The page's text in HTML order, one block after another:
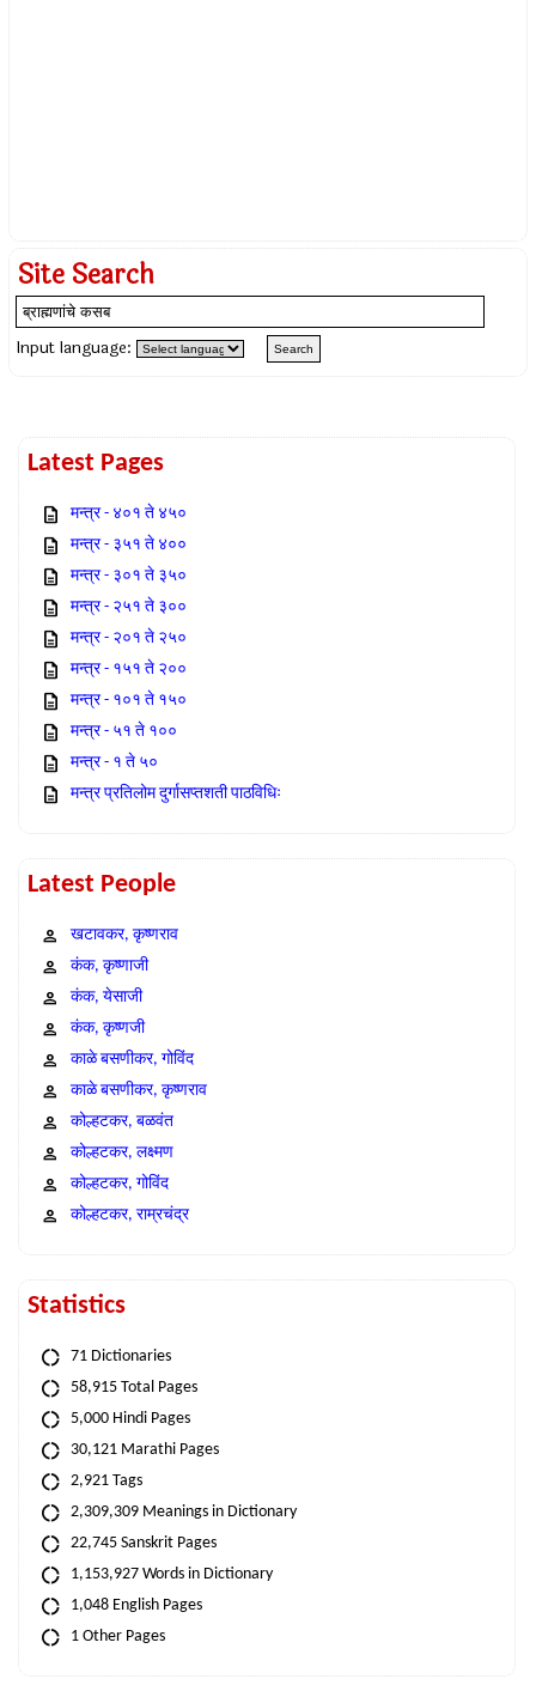
Site Search
Input language:
Latest Pages
मन्त्र - ४०१ ते ४५०
मन्त्र - ३५१ ते ४००
मन्त्र - ३०१ ते ३५०
मन्त्र - २५१ ते ३००
मन्त्र - २०१ ते २५०
मन्त्र - १५१ ते २००
मन्त्र - १०१ ते १५०
मन्त्र - ५१ ते १००
मन्त्र - १ ते ५०
मन्त्र प्रतिलोम दुर्गासप्तशती पाठविधिः
Latest People
खटावकर, कृष्णराव
कंक, कृष्णाजी
कंक, येसाजी
कंक, कृष्णजी
काळे बसणीकर, गोविंद
काळे बसणीकर, कृष्णराव
कोल्हटकर, बळवंत
कोल्हटकर, लक्ष्मण
कोल्हटकर, गोविंद
कोल्हटकर, राम्रचंद्र
Statistics
71 Dictionaries
58,915 Total Pages
5,000 Hindi Pages
30,121 Marathi Pages
2,921 Tags
2,309,309 Meanings in Dictionary
22,745 Sanskrit Pages
1,153,927 Words in Dictionary
1,048 English Pages
1 Other Pages